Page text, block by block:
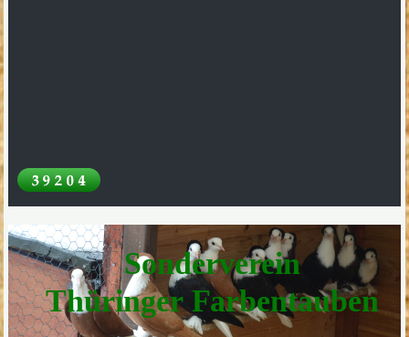
Sonderverein
Thüringer Farbentauben